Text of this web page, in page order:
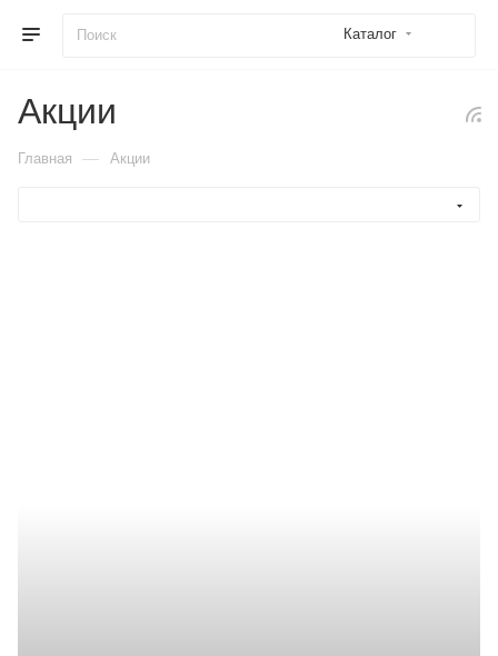
Каталог
Акции
Главная — Акции